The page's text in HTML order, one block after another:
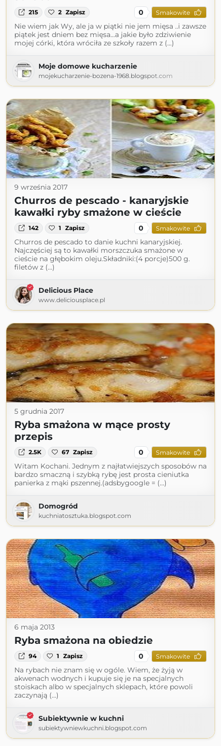
215 2 Zapisz 0 Smakowite
Nie wiem jak Wy, ale ja w piątki nie jem mięsa ..i zawsze
piątek jest dniem bez mięsa...a jakie było zdziwienie
mojej córki, która wróciła ze szkoły razem z (...)
Moje domowe kucharzenie
mojekucharzenie-bozena-1968.blogspot.com
9 września 2017
Churros de pescado - kanaryjskie
kawałki ryby smażone w cieście
142 1 Zapisz 0 Smakowite
Churros de pescado to danie kuchni kanaryjskiej.
Najczęściej są to kawałki morszczuka smażone w
cieście na głębokim oleju.Składniki:(4 porcje)500 g.
filetów z (...)
Delicious Place
www.deliciousplace.pl
5 grudnia 2017
Ryba smażona w mące prosty
przepis
2.5K 67 Zapisz 0 Smakowite
Witam Kochani. Jednym z najłatwiejszych sposobów na
bardzo smaczną i szybką rybę jest prosta cieniutka
panierka z mąki pszennej.(adsbygoogle = (...)
Domogród
kuchniatosztuka.blogspot.com
6 maja 2013
Ryba smażona na obiedzie
94 1 Zapisz 0 Smakowite
Na rybach nie znam się w ogóle. Wiem, że żyją w
akwenach wodnych i kupuje się je na specjalnych
stoiskach albo w specjalnych sklepach, które powoli
zaczynają (...)
Subiektywnie w kuchni
subiektywniewkuchni.blogspot.com